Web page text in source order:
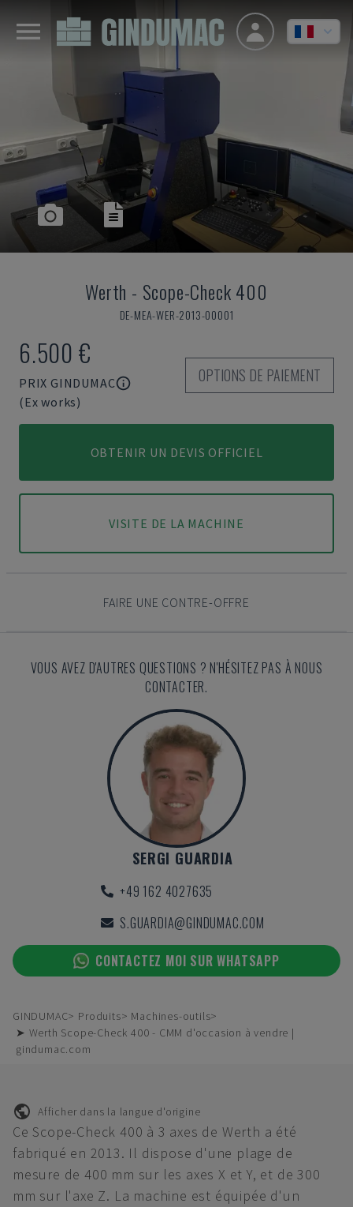
Werth - Scope-Check 400
DE-MEA-WER-2013-00001
6.500 €
PRIX GINDUMAC
(Ex works)
OPTIONS DE PAIEMENT
OBTENIR UN DEVIS OFFICIEL
VISITE DE LA MACHINE
FAIRE UNE CONTRE-OFFRE
VOUS AVEZ D'AUTRES QUESTIONS ? N'HÉSITEZ PAS À NOUS
CONTACTER.
SERGI GUARDIA
+49 162 4027635
S.GUARDIA@GINDUMAC.COM
CONTACTEZ MOI SUR WHATSAPP
GINDUMAC Produits
Machines-outils
➤ Werth Scope-Check 400 - CMM d'occasion à vendre |
gindumac.com
Afficher dans la langue d'origine
Ce Scope-Check 400 à 3 axes de Werth a été
fabriqué en 2013. Il dispose d'une plage de
mesure de 400 mm sur les axes X et Y, et de 300
mm sur l'axe Z. La machine est équipée d'un